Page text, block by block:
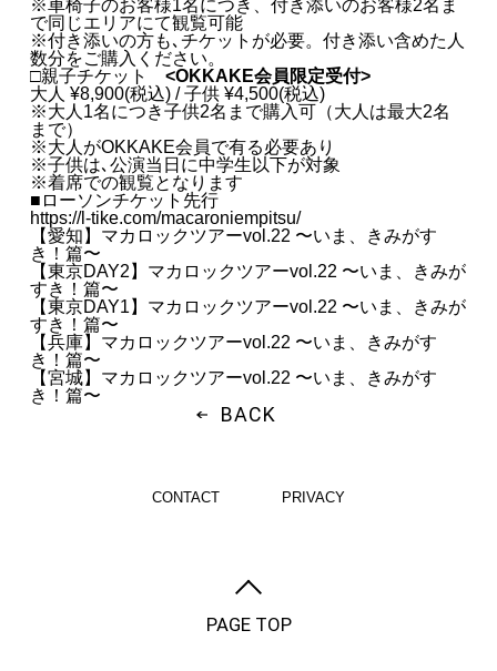
※⾞椅⼦のお客様1名につき、付き添いのお客様2名ま
で同じエリアにて観覧可能
※付き添いの⽅も､チケットが必要。付き添い含めた⼈
数分をご購⼊ください。
□親⼦チケット <OKKAKE会員限定受付>
⼤⼈ ¥8,900(税込) / ⼦供 ¥4,500(税込)
※⼤⼈1名につき⼦供2名まで購⼊可（⼤⼈は最⼤2名
まで）
※⼤⼈がOKKAKE会員で有る必要あり
※⼦供は､公演当⽇に中学⽣以下が対象
※着席での観覧となります
■ローソンチケット先行
https://l-tike.com/macaroniempitsu/
【愛知】マカロックツアーvol.22 〜いま、きみがす
き！篇〜
【東京DAY2】マカロックツアーvol.22 〜いま、きみが
すき！篇〜
【東京DAY1】マカロックツアーvol.22 〜いま、きみが
すき！篇〜
【兵庫】マカロックツアーvol.22 〜いま、きみがす
き！篇〜
【宮城】マカロックツアーvol.22 〜いま、きみがす
き！篇〜
BACK
CONTACT PRIVACY
PAGE TOP